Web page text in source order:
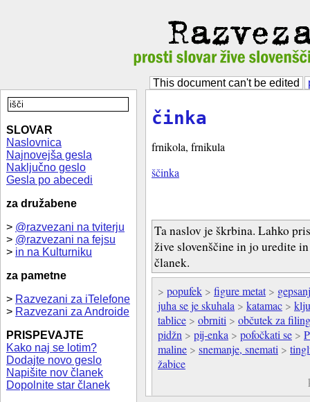
This document can't be edited
SLOVAR
Naslovnica
Najnovejša gesla
Naključno geslo
Gesla po abecedi
za družabene
> @razvezani na tviterju
> @razvezani na fejsu
> in na Kulturniku
za pametne
> Razvezani za iTelefone
> Razvezani za Androide
PRISPEVAJTE
Kako naj se lotim?
Dodajte novo geslo
Napišite nov članek
Dopolnite star članek
činka
frnikola, frnikula
ščinka
Ta naslov je škrbina. Lahko
žive slovenščine in jo uredite
članek.
> popufek > figure metat>
juha se je skuhala > katamac >
tablice > obrniti > občutek za filing
pidžn > pij-enka > pofočkati se >
maline > snemanje, snemati >
žabice